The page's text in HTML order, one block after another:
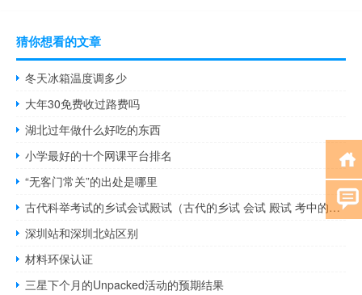
猜你想看的文章
冬天冰箱温度调多少
大年30免费收过路费吗
湖北过年做什么好吃的东西
小学最好的十个网课平台排名
“无客门常关”的出处是哪里
古代科举考试的乡试会试殿试（古代的乡试 会试 殿试 考中的前三名各称什么）
深圳站和深圳北站区别
材料环保认证
三星下个月的Unpacked活动的预期结果